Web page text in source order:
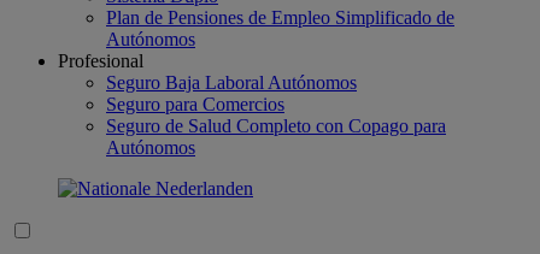
Plan de Pensiones de Empleo Simplificado de
Autónomos
Profesional
Seguro Baja Laboral Autónomos
Seguro para Comercios
Seguro de Salud Completo con Copago para
Autónomos